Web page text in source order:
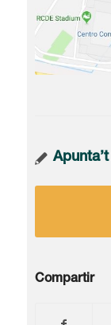
Compartir